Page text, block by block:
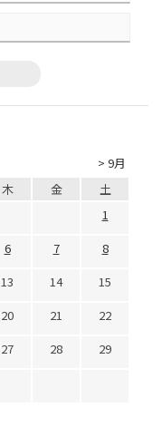
> 9月
木 金
土
1
6 7
8
13 14
15
20 21
22
27 28
29